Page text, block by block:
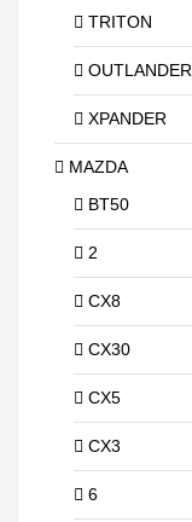
TRITON
OUTLANDER
XPANDER
MAZDA
BT50
2
CX8
CX30
CX5
CX3
6